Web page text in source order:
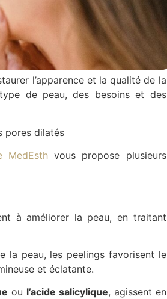
l’apparence et la qualité de la
de peau, des besoins et des
pores dilatés
MedEsthvous propose plusieurs
à améliorer la peau, en traitant
la peau, les peelings favorisent le
et éclatante.
ou l’acide salicylique, agissent en